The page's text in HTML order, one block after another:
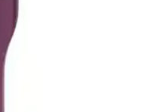
Çeşidi
gücü ve dayanıklı
sağlar. Ergonomik
dostudur.